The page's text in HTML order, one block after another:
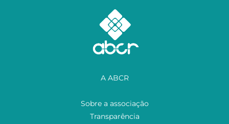
A ABCR
Sobre a associação
Transparência